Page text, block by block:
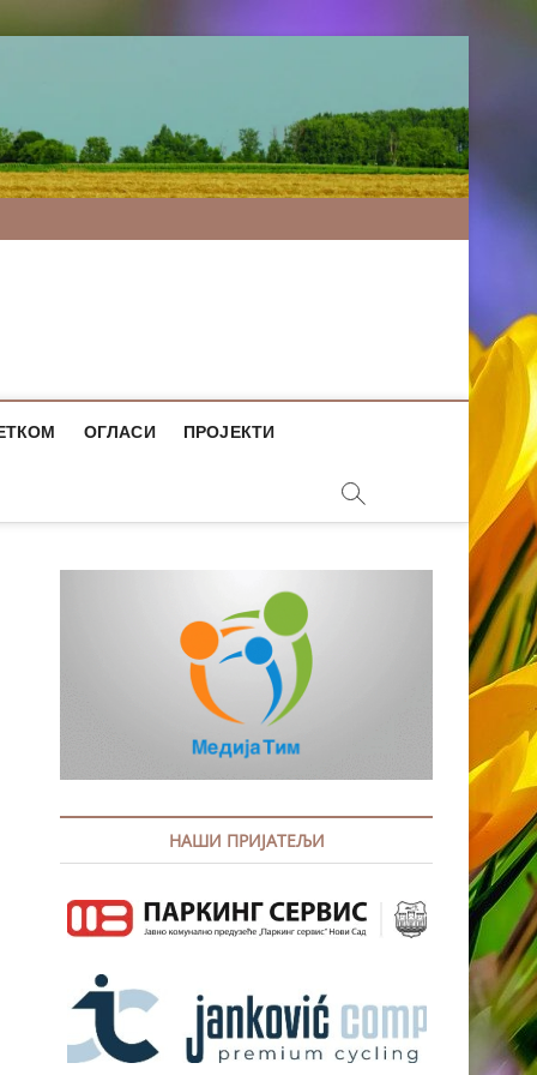
ОГЛАСИ ПРОЈЕКТИ
НАШИ ПРИЈАТЕЉИ